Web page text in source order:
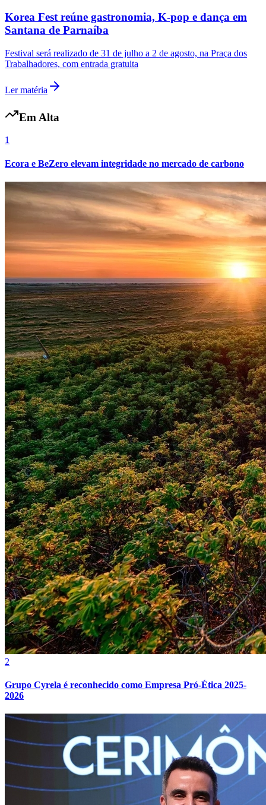
Fluminense
Vasco
Korea Fest reúne gastronomia, K-pop e dança em
Santana de Parnaíba
Festival será realizado de 31 de julho a 2 de agosto, na Praça dos
Trabalhadores, com entrada gratuita
Ler matéria
Em Alta
1
Ecora e BeZero elevam integridade no mercado de carbono
2
Grupo Cyrela é reconhecido como Empresa Pró-Ética 2025-
2026